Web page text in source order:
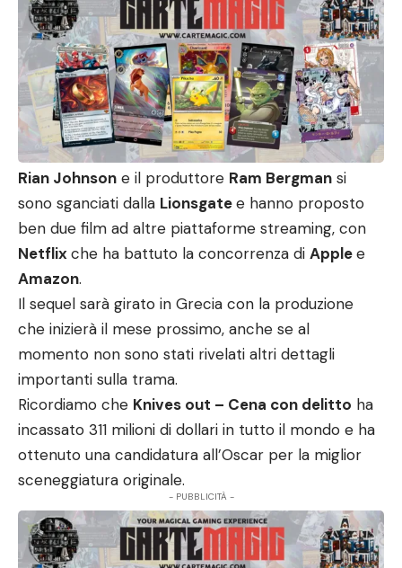
Rian Johnson e il produttore Ram Bergman si
sono sganciati dalla Lionsgatee hanno proposto
ben due film ad altre piattaforme streaming, con
Netflixche ha battuto la concorrenza di Applee
Amazon.
Il sequel sarà girato in Grecia con la produzione
che inizierà il mese prossimo, anche se al
momento non sono stati rivelati altri dettagli
importanti sulla trama.
Ricordiamo che Knives out – Cena con delitto ha
incassato 311 milioni di dollari in tutto il mondo e ha
ottenuto una candidatura all’Oscar per la miglior
sceneggiatura originale.
- PUBBLICITÀ -